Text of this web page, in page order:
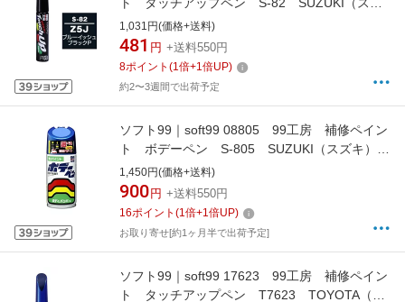
キ） Z5J ブルーイッシュブラックP 自動車
塗装の補修用 内容量：12ml
1,031円(価格+送料)
481 円 +送料550円
8ポイント (1倍+1倍UP)
約2〜3週間で出荷予定
ソフト99｜soft99 08805 99工房 補修ペイン
ト ボデーペン S-805 SUZUKI（スズキ）
0RA オーシャンダークブルー 自動車塗装の
補修用 内容量：300ml オーシャンダークブル
ー
1,450円(価格+送料)
900 円 +送料550円
16ポイント (1倍+1倍UP)
お取り寄せ[約1ヶ月半で出荷予定]
ソフト99｜soft99 17623 99工房 補修ペイン
ト タッチアップペン T7623 TOYOTA（ト